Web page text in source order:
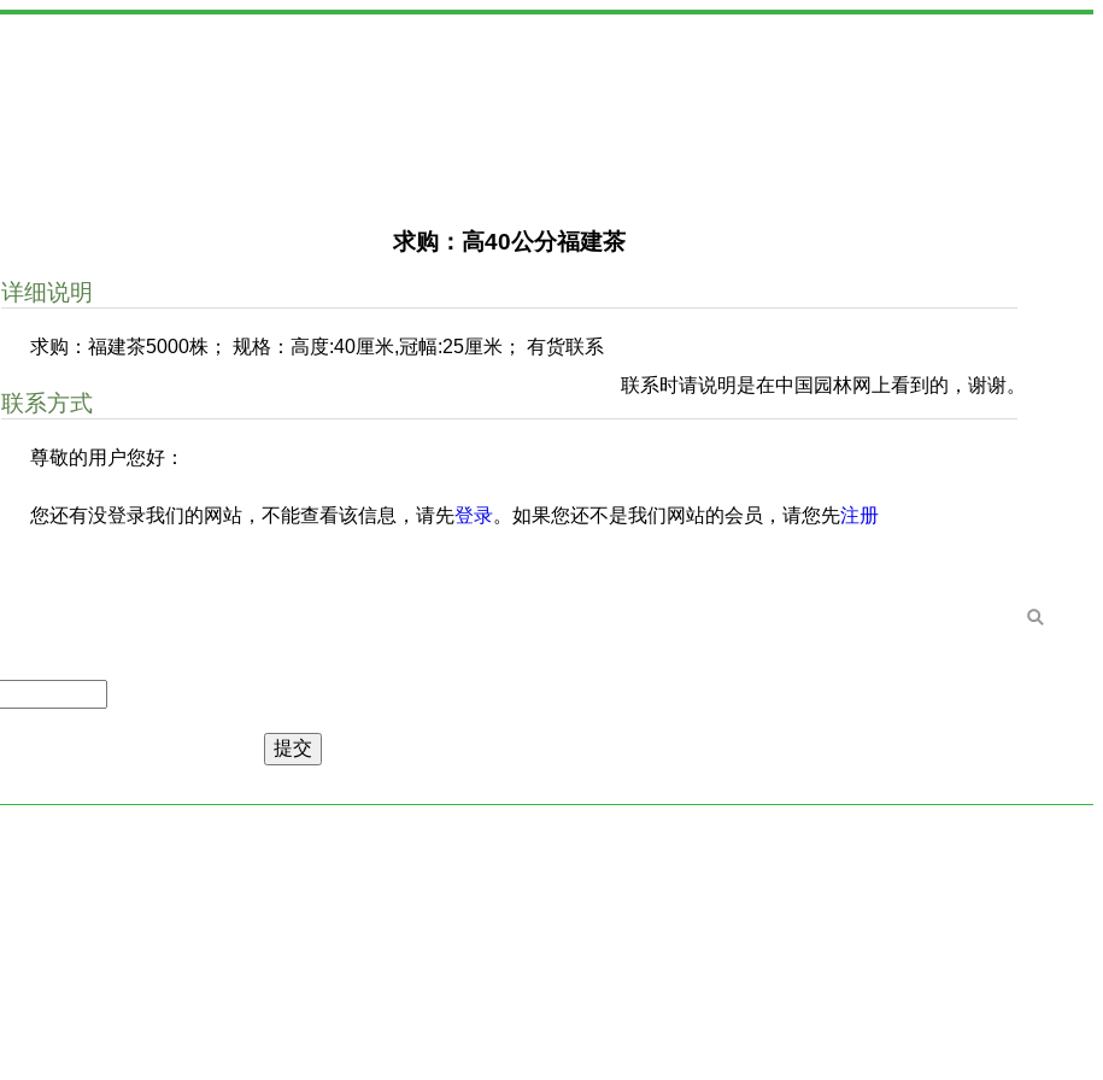
求购：高40公分福建茶
详细说明
求购：福建茶5000株； 规格：高度:40厘米,冠幅:25厘米； 有货联系
联系时请说明是在中国园林网上看到的，谢谢。
联系方式
尊敬的用户您好：
您还有没登录我们的网站，不能查看该信息，请先登录。如果您还不是我们网站的会员，请您先注册